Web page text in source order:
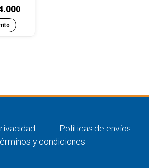
Políticas de envíos
y condiciones